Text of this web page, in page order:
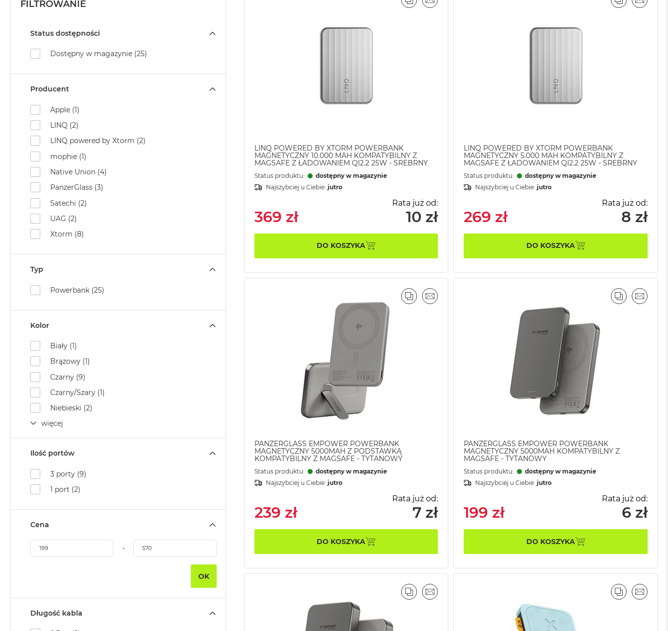
LINQ POWERED BY XTORM POWERBANK
MAGNETYCZNY 10.000 MAH KOMPATYBILNY Z
MAGSAFE Z ŁADOWANIEM QI2.2 25W - SREBRNY
Status produktu:
dostępny w magazynie
Najszybciej u Ciebie: jutro
369 zł
Rata już od:
10 zł
DO KOSZYKA
PORÓWNAJ
EMAIL
LINQ POWERED BY XTORM POWERBANK
MAGNETYCZNY 5.000 MAH KOMPATYBILNY Z
MAGSAFE Z ŁADOWANIEM QI2.2 25W - SREBRNY
Status produktu:
dostępny w magazynie
Najszybciej u Ciebie:jutro
269 zł
Rata już od:
8 zł
DO KOSZYKA
PORÓWNAJ
EMAIL
PANZERGLASS EMPOWER POWERBANK
MAGNETYCZNY 5000MAH Z PODSTAWKĄ
KOMPATYBILNY Z MAGSAFE - TYTANOWY
Status produktu:
dostępny w magazynie
Najszybciej u Ciebie: jutro
239 zł
Rata już od:
7 zł
DO KOSZYKA
PORÓWNAJ
EMAIL
PANZERGLASS EMPOWER POWERBANK
MAGNETYCZNY 5000MAH KOMPATYBILNY Z
MAGSAFE - TYTANOWY
Status produktu:
dostępny w magazynie
Najszybciej u Ciebie:jutro
199 zł
Rata już od:
6 zł
DO KOSZYKA
PORÓWNAJ
EMAIL
PORÓWNAJ
EMAIL PORÓWNAJ
EMAIL
FILTROWANIE
Status dostępności
Dostępny w magazynie (25)
Producent
Apple (1)
LINQ (2)
LINQ powered by Xtorm (2)
mophie (1)
Native Union (4)
PanzerGlass (3)
Satechi (2)
UAG (2)
Xtorm (8)
Typ
Powerbank (25)
Kolor
Biały (1)
Brązowy (1)
Czarny (9)
Czarny/Szary (1)
Niebieski (2)
więcej
Ilość portów
3 porty (9)
1 port (2)
Cena
-
OK
Długość kabla